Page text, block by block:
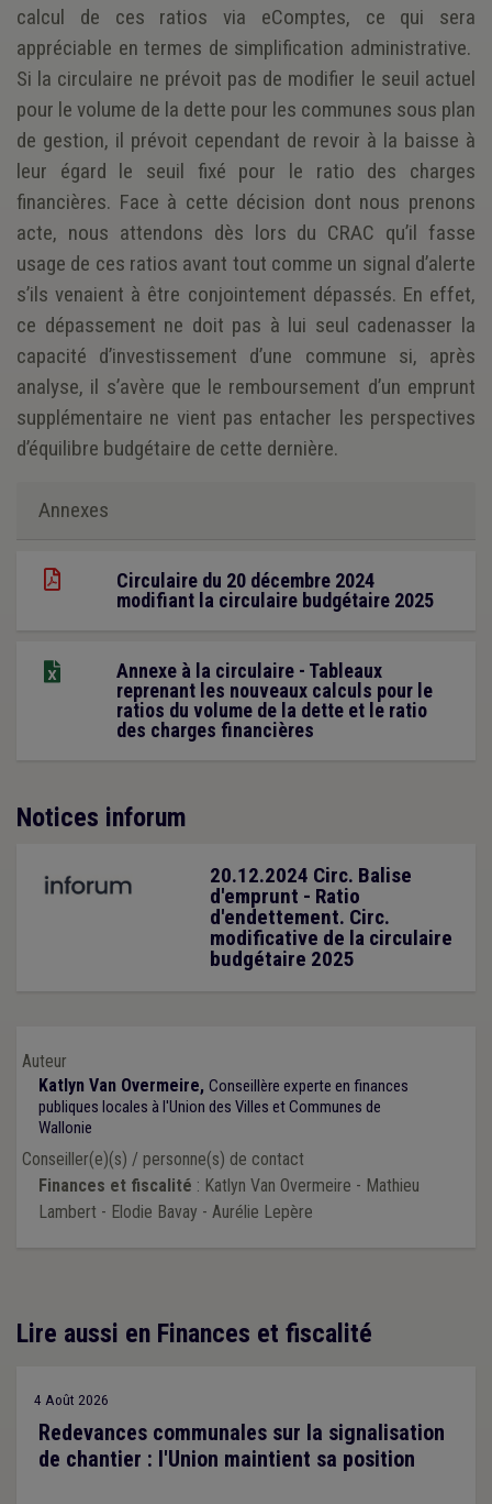
calcul de ces ratios via eComptes, ce qui sera
appréciable en termes de simplification administrative.
Si la circulaire ne prévoit pas de modifier le seuil actuel
pour le volume de la dette pour les communes sous plan
de gestion, il prévoit cependant de revoir à la baisse à
leur égard le seuil fixé pour le ratio des charges
financières. Face à cette décision dont nous prenons
acte, nous attendons dès lors du CRAC qu’il fasse
usage de ces ratios avant tout comme un signal d’alerte
s’ils venaient à être conjointement dépassés. En effet,
ce dépassement ne doit pas à lui seul cadenasser la
capacité d’investissement d’une commune si, après
analyse, il s’avère que le remboursement d’un emprunt
supplémentaire ne vient pas entacher les perspectives
d’équilibre budgétaire de cette dernière.
Annexes
Circulaire du 20 décembre 2024
modifiant la circulaire budgétaire 2025
Annexe à la circulaire - Tableaux
reprenant les nouveaux calculs pour le
ratios du volume de la dette et le ratio
des charges financières
Notices inforum
20.12.2024 Circ. Balise
d'emprunt - Ratio
d'endettement. Circ.
modificative de la circulaire
budgétaire 2025
Auteur
Katlyn Van Overmeire, Conseillère experte en finances
publiques locales à l'Union des Villes et Communes de
Wallonie
Conseiller(e)(s) / personne(s) de contact
Finances et fiscalité : Katlyn Van Overmeire - Mathieu
Lambert - Elodie Bavay - Aurélie Lepère
Lire aussi en Finances et fiscalité
4 Août 2026
Redevances communales sur la signalisation
de chantier : l'Union maintient sa position